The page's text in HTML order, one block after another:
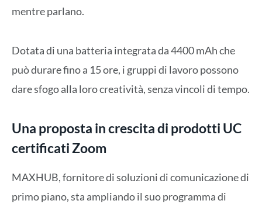
mentre parlano.
Dotata di una batteria integrata da 4400 mAh che
può durare fino a 15 ore, i gruppi di lavoro possono
dare sfogo alla loro creatività, senza vincoli di tempo.
Una proposta in crescita di prodotti UC
certificati Zoom
MAXHUB, fornitore di soluzioni di comunicazione di
primo piano, sta ampliando il suo programma di